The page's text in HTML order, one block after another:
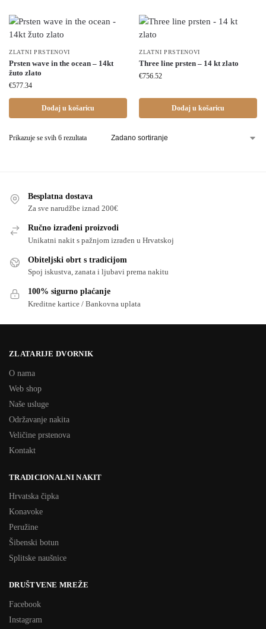
ZLATNI PRSTENOVI
Prsten wave in the ocean – 14kt
žuto zlato
€577.34
Dodaj u košaricu
ZLATNI PRSTENOVI
Three line prsten – 14 kt zlato
€756.52
Dodaj u košaricu
Prikazuje se svih 6 rezultata
Besplatna dostava
Za sve narudžbe iznad 200€
Ručno izrađeni proizvodi
Unikatni nakit s pažnjom izrađen u Hrvatskoj
Obiteljski obrt s tradicijom
Spoj iskustva, zanata i ljubavi prema nakitu
100% sigurno plaćanje
Kreditne kartice / Bankovna uplata
ZLATARIJE DVORNIK
O nama
Web shop
Naše usluge
Održavanje nakita
Veličine prstenova
Kontakt
TRADICIONALNI NAKIT
Hrvatska čipka
Konavoke
Peružine
Šibenski botun
Splitske naušnice
DRUŠTVENE MREŽE
Facebook
Instagram